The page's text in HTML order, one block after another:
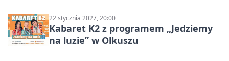
22 stycznia 2027, 20:00
Kabaret K2 z programem „Jedziemy
na luzie” w Olkuszu